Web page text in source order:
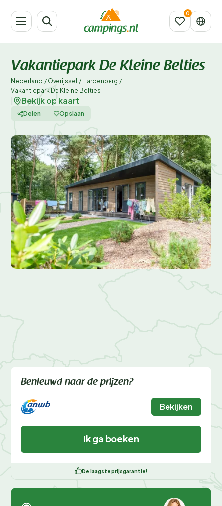
Vakantiepark De Kleine Belties
Nederland / Overijssel / Hardenberg /
Vakantiepark De Kleine Belties
Bekijk op kaart
Delen Opslaan
Benieuwd naar de prijzen?
Bekijken
Ik ga boeken
De laagste prijsgarantie!